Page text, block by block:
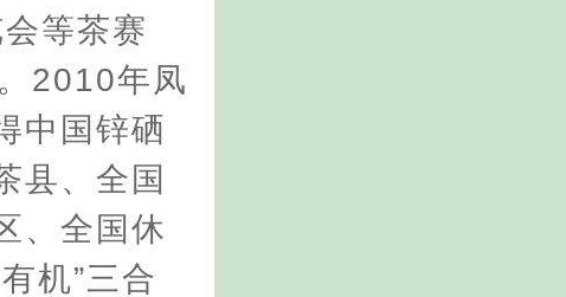
等茶赛
2010年凤
中国锌硒
县、全国
、全国休
机”三合